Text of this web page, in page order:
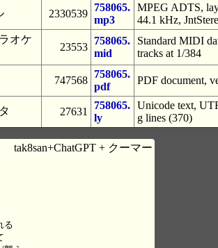
2330539
758065.
mp3
MPEG ADTS,
44.1 kHz,
オケ
23553
758065.
mid
Standard MIDI
tracks at 1/384
747568
758065.
pdf
PDF document,
27631
758065.
ly
Unicode text,
g lines (370)
tak8san+ChatGPT + クーマー
る